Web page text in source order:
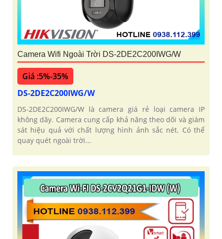
Camera Wifi Ngoài Trời DS-2DE2C200IWG/W
Giá :5%-35%
DS-2DE2C200IWG/W
DS-2DE2C200IWG/W là camera giá rẻ loại camera IP
không dây. Camera cung cấp khả năng theo dõi và giám
sát hiệu quả với chất lượng hình ảnh sắc nét. Có thể
quay quét ngoài trời...